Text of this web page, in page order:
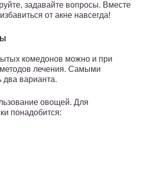
задавайте вопросы. Вместе
от акне навсегда!
комедонов можно и при
лечения. Самыми
два варианта.
овощей. Для
понадобится: